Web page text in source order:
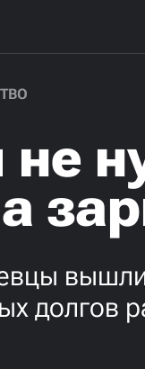
долгов